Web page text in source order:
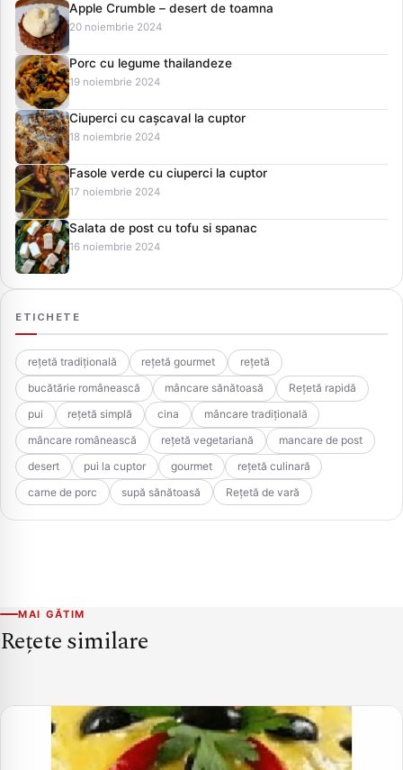
Apple Crumble – desert de toamna
20 noiembrie 2024
Porc cu legume thailandeze
19 noiembrie 2024
Ciuperci cu cașcaval la cuptor
18 noiembrie 2024
Fasole verde cu ciuperci la cuptor
17 noiembrie 2024
Salata de post cu tofu si spanac
16 noiembrie 2024
ETICHETE
rețetă tradițională rețetă gourmet
rețetă
bucătărie românească
mâncare sănătoasă
Rețetă rapidă
pui
rețetă simplă cina
mâncare tradițională
mâncare românească
rețetă vegetariană
mancare de post
desert
pui la cuptor gourmet
rețetă culinară
carne de porc
supă sănătoasă Rețetă de vară
MAI GĂTIM
Rețete similare